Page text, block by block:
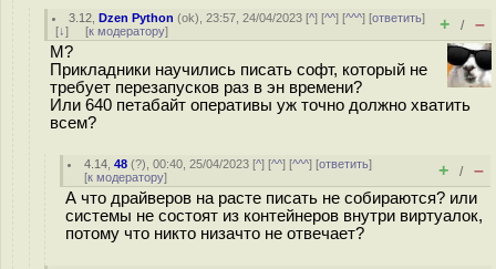
3.12 ,Dzen Python (ok), 23:57, 24/04/2023 [^] [^^] [^^^] [ответить]
[↓] [к модератору] + / –
М?
Прикладники научились писать софт, который не
требует перезапусков раз в эн времени?
Или 640 петабайт оперативы уж точно должно хватить
всем?
4.14 ,48 (?), 00:40, 25/04/2023 [^] [^^] [^^^] [ответить]
[к модератору] + / –
А что драйверов на расте писать не собираются? или
системы не состоят из контейнеров внутри виртуалок,
потому что никто низачто не отвечает?